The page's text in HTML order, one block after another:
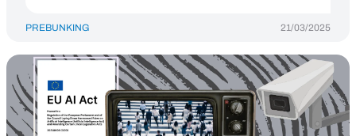
PREBUNKING 21/03/2025